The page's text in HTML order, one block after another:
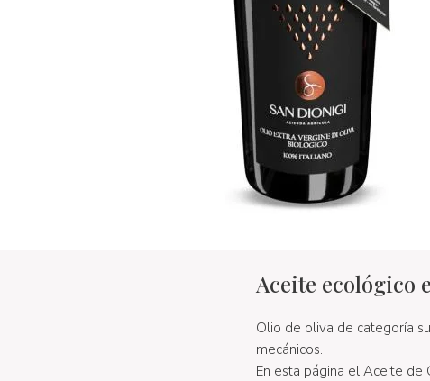
Aceite ecológico
Olio de oliva de categoría
mecánicos.
En esta página el Aceite